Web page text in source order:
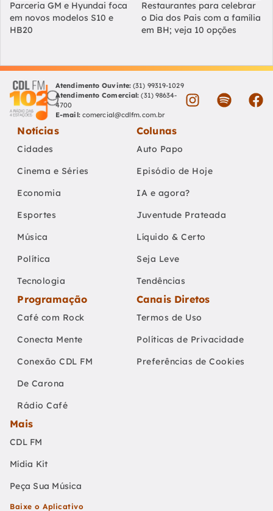
Parceria GM e Hyundai foca
em novos modelos S10 e
HB20
Restaurantes para celebrar
o Dia dos Pais com a família
em BH; veja 10 opções
Atendimento Ouvinte: (31) 99319-1029
Atendimento Comercial: (31) 98634-
4700
E-mail: comercial@cdlfm.com.br
Notícias
Cidades
Cinema e Séries
Economia
Esportes
Música
Política
Tecnologia
Colunas
Auto Papo
Episódio de Hoje
IA e agora?
Juventude Prateada
Líquido & Certo
Seja Leve
Tendências
Programação
Café com Rock
Conecta Mente
Conexão CDL FM
De Carona
Rádio Café
Canais Diretos
Termos de Uso
Políticas de Privacidade
Preferências de Cookies
Mais
CDL FM
Mídia Kit
Peça Sua Música
Baixe o Aplicativo